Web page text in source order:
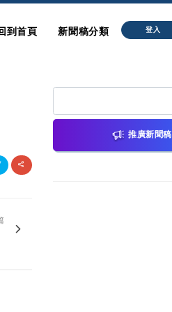
到首頁 新聞稿分類 登入
推廣新聞稿